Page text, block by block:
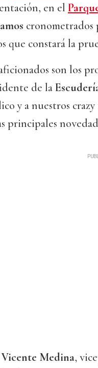
en el
cronometrados
que constará la
son los
de la
y a nuestros
principales
Vicente Medina,